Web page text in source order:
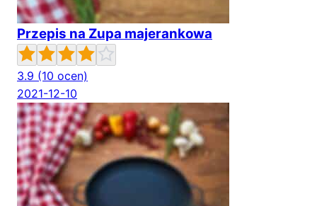
Przepis na Zupa majerankowa
3.9 (10 ocen)
2021-12-10